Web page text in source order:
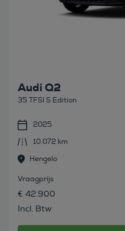
Audi Q2
35 TFSI S Edition
2025
10.072 km
Hengelo
Vraagprijs
€ 42.900
Incl. Btw